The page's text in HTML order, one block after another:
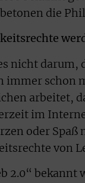
die
nicht darum,
immer schon
arbeitet,
im
oder Spaß
von
2.0“